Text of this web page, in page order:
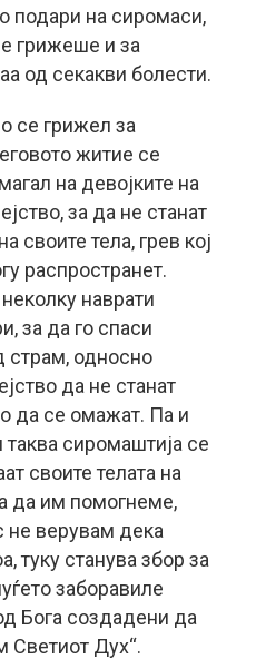
подари на сиромаси,
грижеше и за
од секакви болести.
се грижел за
житие се
на девојките на
за да не станат
своите тела, грев кој
распространет.
наврати
за да го спаси
страм, односно
да не станат
да се омажат. Па и
сиромаштија се
своите телата на
да им помогнеме,
не верувам дека
туку станува збор за
заборавиле
Бога создадени да
Светиот Дух“.